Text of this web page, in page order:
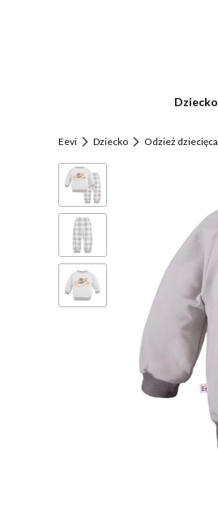
Dziecko
Eevi Dziecko Odzież dziecięca